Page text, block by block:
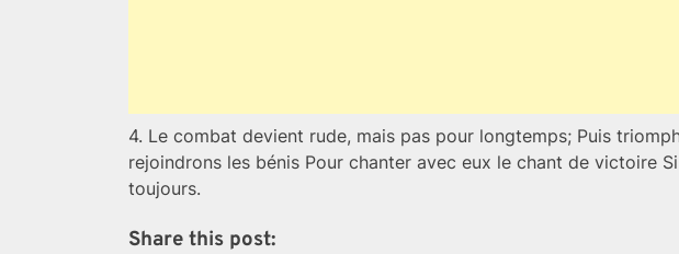
4. Le combat devient rude, mais pas pour longtemps; Puis
rejoindrons les bénis Pour chanter avec eux le chant de victoire
toujours.
Share this post: